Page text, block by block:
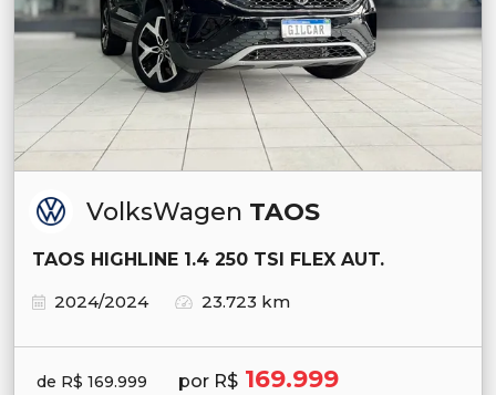
VolksWagen TAOS
TAOS HIGHLINE 1.4 250 TSI FLEX AUT.
2024/2024
23.723 km
de R$ 169.999 por R$ 169.999